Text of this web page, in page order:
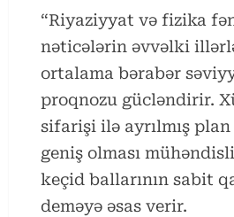
“Riyaziyyat və fizika
nəticələrin əvvəlki
ortalama bərabər
proqnozu gücləndirir.
sifarişi ilə ayrılmış
geniş olması
keçid ballarının sabit
deməyə əsas verir.